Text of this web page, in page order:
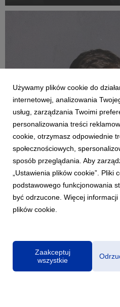
zaskakująco dojrzałą,
MUZYKA POLSKA
Funky Beatz prezentuje
emocjonalną historię w
7 sierpnia 2026
Polski DJ i producent Funky
MY MIND”. To wyrazista
głębię z taneczną energią, która
Używamy plików cookie do
internetowej, analizowania
usług, zarządzania Twoimi
personalizowania treści
cookie, otrzymasz odpowiednie
społecznościowych,
sposób przeglądania. Aby
„Ustawienia plików cookie”.
podstawowego funkcjonowania
być odrzucone. Więcej
plików cookie.
Zaakceptuj
wszystkie